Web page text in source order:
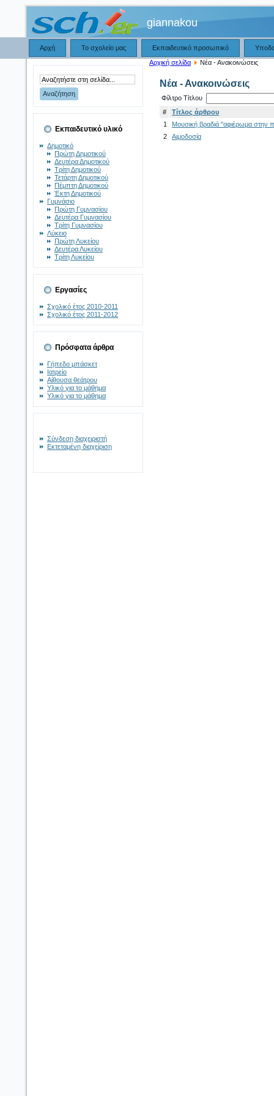
giannakou
Αρχή Το σχολείο μας Εκπαιδευτικό προσωπικό
Εκπαιδευτικό υλικό
Δημοτικό
Πρώτη Δημοτικού
Δευτέρα Δημοτικού
Τρίτη Δημοτικού
Τετάρτη Δημοτικού
Πέμπτη Δημοτικού
Έκτη Δημοτικού
Γυμνάσιο
Πρώτη Γυμνασίου
Δευτέρα Γυμνασίου
Τρίτη Γυμνασίου
Λύκειο
Πρώτη Λυκείου
Δευτέρα Λυκείου
Τρίτη Λυκείου
Εργασίες
Σχολικό έτος 2010-2011
Σχολικό έτος 2011-2012
Πρόσφατα άρθρα
Γήπεδο μπάσκετ
Ιατρείο
Αίθουσα θεάτρου
Υλικό για το μάθημα
Υλικό για το μάθημα
Σύνδεση διαχειριστή
Εκτεταμένη διαχείριση
Αρχική σελίδα Νέα - Ανακοινώσεις
Νέα - Ανακοινώσεις
Φίλτρο Τίτλου
#
Τίτλος άρθρου
1
Μουσική βραδιά "αφιέρωμα στην
2
Αιμοδοσία